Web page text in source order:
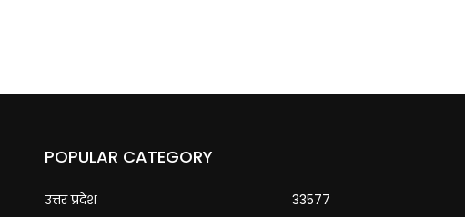
POPULAR CATEGORY
उत्तर प्रदेश
33577